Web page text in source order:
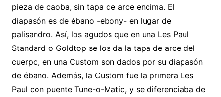
pieza de caoba, sin tapa de arce encima. El
diapasón es de ébano -ebony- en lugar de
palisandro. Así, los agudos que en una Les Paul
Standard o Goldtop se los da la tapa de arce del
cuerpo, en una Custom son dados por su diapasón
de ébano. Además, la Custom fue la primera Les
Paul con puente Tune-o-Matic, y se diferenciaba de